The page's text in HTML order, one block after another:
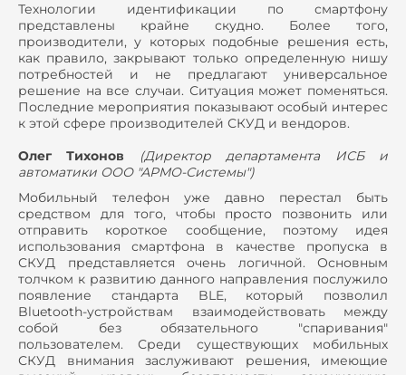
Технологии идентификации по смартфону
представлены крайне скудно. Более того,
производители, у которых подобные решения есть,
как правило, закрывают только определенную нишу
потребностей и не предлагают универсальное
решение на все случаи. Ситуация может поменяться.
Последние мероприятия показывают особый интерес
к этой сфере производителей СКУД и вендоров.
Олег Тихонов
(Директор департамента ИСБ и
автоматики ООО "АРМО-Системы")
Мобильный телефон уже давно перестал быть
средством для того, чтобы просто позвонить или
отправить короткое сообщение, поэтому идея
использования смартфона в качестве пропуска в
СКУД представляется очень логичной. Основным
толчком к развитию данного направления послужило
появление стандарта BLE, который позволил
Bluetooth-устройствам взаимодействовать между
собой без обязательного "спаривания"
пользователем. Среди существующих мобильных
СКУД внимания заслуживают решения, имеющие